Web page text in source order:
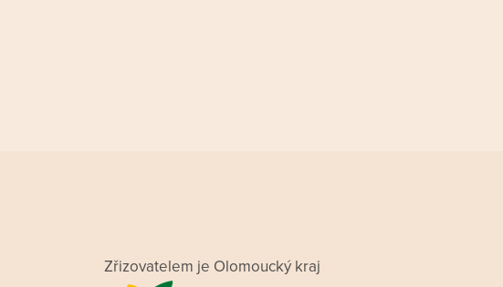
Zřizovatelem je Olomoucký kraj